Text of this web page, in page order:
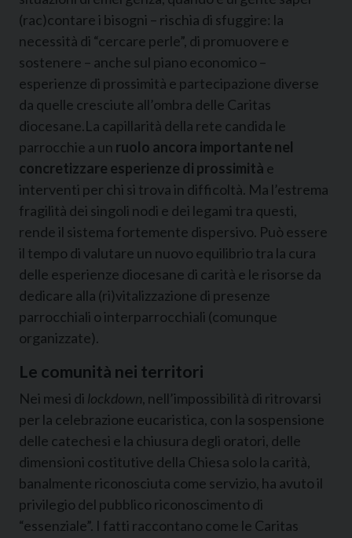
(rac)contare i bisogni – rischia di sfuggire: la
necessità di “cercare perle”, di promuovere e
sostenere – anche sul piano economico –
esperienze di prossimità e partecipazione diverse
da quelle cresciute all’ombra delle Caritas
diocesane.La capillarità della rete candida le
parrocchie a un ruolo ancora importante nel
concretizzare esperienze di prossimità e
interventi per chi si trova in difficoltà. Ma l’estrema
fragilità dei singoli nodi e dei legami tra questi,
rende il sistema fortemente dispersivo. Può essere
il tempo di valutare un nuovo equilibrio tra la cura
delle esperienze diocesane di carità e le risorse da
dedicare alla (ri)vitalizzazione di presenze
parrocchiali o interparrocchiali (comunque
organizzate).
Le comunità nei territori
Nei mesi di lockdown, nell’impossibilità di ritrovarsi
per la celebrazione eucaristica, con la sospensione
delle catechesi e la chiusura degli oratori, delle
dimensioni costitutive della Chiesa solo la carità,
banalmente riconosciuta come servizio, ha avuto il
privilegio del pubblico riconoscimento di
“essenziale”. I fatti raccontano come le Caritas